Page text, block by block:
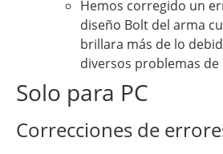
Hemos corregido un
diseño Bolt del arma
brillara más de lo
diversos problemas
Solo para PC
Correcciones de